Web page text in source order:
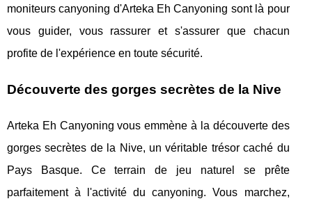
moniteurs canyoning d'Arteka Eh Canyoning sont là pour
vous guider, vous rassurer et s'assurer que chacun
profite de l'expérience en toute sécurité.
Découverte des gorges secrètes de la Nive
Arteka Eh Canyoning vous emmène à la découverte des
gorges secrètes de la Nive, un véritable trésor caché du
Pays Basque. Ce terrain de jeu naturel se prête
parfaitement à l'activité du canyoning. Vous marchez,